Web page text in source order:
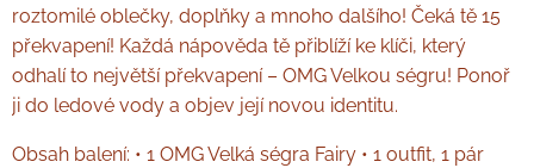
roztomilé oblečky, doplňky a mnoho dalšího! Čeká tě 15
překvapení! Každá nápověda tě přiblíží ke klíči, který
odhalí to největší překvapení – OMG Velkou ségru! Ponoř
ji do ledové vody a objev její novou identitu.
Obsah balení:​ • 1 OMG Velká ségra Fairy • 1 outfit, 1 pár